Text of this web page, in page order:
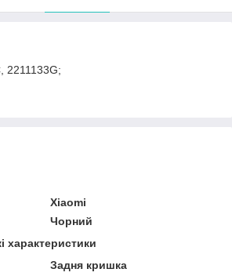
2211133G;
Xiaomi
Чорний
характеристики
Задня кришка